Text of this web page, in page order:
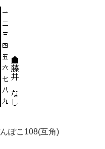
ぽこ108(互角)